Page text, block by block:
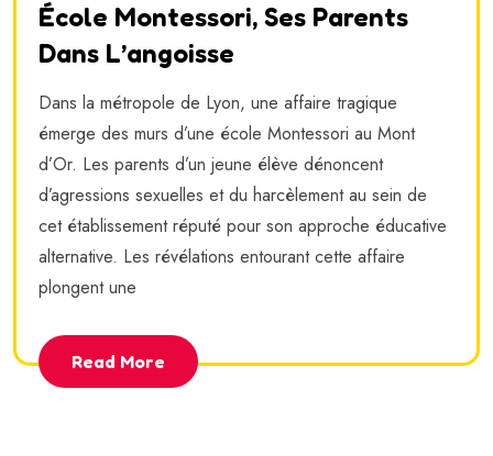
École Montessori, Ses Parents
Dans L’angoisse
Dans la métropole de Lyon, une affaire tragique
émerge des murs d’une école Montessori au Mont
d’Or. Les parents d’un jeune élève dénoncent
d’agressions sexuelles et du harcèlement au sein de
cet établissement réputé pour son approche éducative
alternative. Les révélations entourant cette affaire
plongent une
Read More